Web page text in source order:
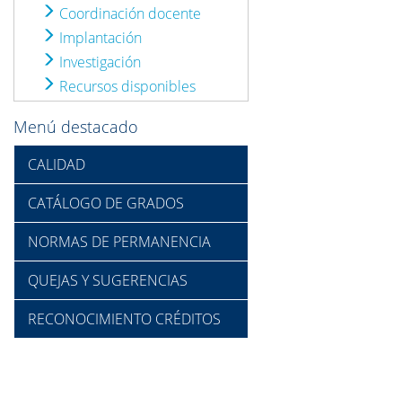
Coordinación docente
Implantación
Investigación
Recursos disponibles
Menú destacado
CALIDAD
CATÁLOGO DE GRADOS
NORMAS DE PERMANENCIA
QUEJAS Y SUGERENCIAS
RECONOCIMIENTO CRÉDITOS